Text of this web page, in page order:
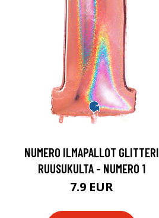
NUMERO ILMAPALLOT GLITTERI
RUUSUKULTA - NUMERO 1
7.9 EUR